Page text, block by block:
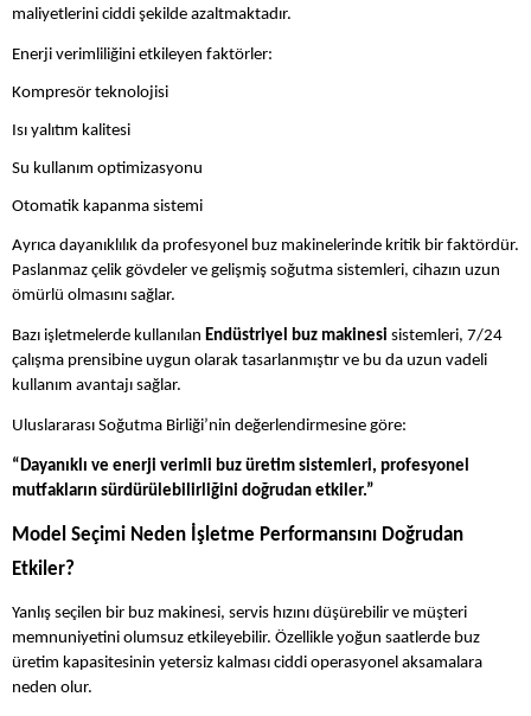
maliyetlerini ciddi şekilde azaltmaktadır.
Enerji verimliliğini etkileyen faktörler:
Kompresör teknolojisi
Isı yalıtım kalitesi
Su kullanım optimizasyonu
Otomatik kapanma sistemi
Ayrıca dayanıklılık da profesyonel buz makinelerinde kritik bir faktördür.
Paslanmaz çelik gövdeler ve gelişmiş soğutma sistemleri, cihazın uzun
ömürlü olmasını sağlar.
Bazı işletmelerde kullanılan Endüstriyel buz makinesi sistemleri, 7/24
çalışma prensibine uygun olarak tasarlanmıştır ve bu da uzun vadeli
kullanım avantajı sağlar.
Uluslararası Soğutma Birliği’nin değerlendirmesine göre:
“Dayanıklı ve enerji verimli buz üretim sistemleri, profesyonel
mutfakların sürdürülebilirliğini doğrudan etkiler.”
Model Seçimi Neden İşletme Performansını Doğrudan
Etkiler?
Yanlış seçilen bir buz makinesi, servis hızını düşürebilir ve müşteri
memnuniyetini olumsuz etkileyebilir. Özellikle yoğun saatlerde buz
üretim kapasitesinin yetersiz kalması ciddi operasyonel aksamalara
neden olur.